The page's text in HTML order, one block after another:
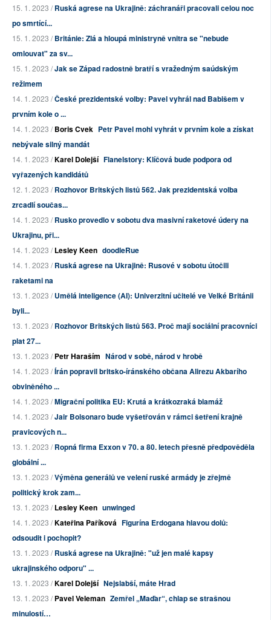
15. 1. 2023 /Ruská agrese na Ukrajině: záchranáři pracovali celou noc
po smrtící...
15. 1. 2023 /Británie: Zlá a hloupá ministryně vnitra se "nebude
omlouvat" za sv...
15. 1. 2023 /Jak se Západ radostně bratří s vražedným saúdským
režimem
14. 1. 2023 /České prezidentské volby: Pavel vyhrál nad Babišem v
prvním kole o ...
14. 1. 2023 /Boris Cvek Petr Pavel mohl vyhrát v prvním kole a získat
nebývale silný mandát
14. 1. 2023 /Karel Dolejší Flanelstory: Klíčová bude podpora od
vyřazených kandidátů
12. 1. 2023 /Rozhovor Britských listů 562. Jak prezidentská volba
zrcadlí součas...
14. 1. 2023 /Rusko provedlo v sobotu dva masivní raketové údery na
Ukrajinu, při...
14. 1. 2023 /Lesley Keen doodleRue
14. 1. 2023 /Ruská agrese na Ukrajině: Rusové v sobotu útočili
raketami na
13. 1. 2023 /Umělá inteligence (AI): Univerzitní učitelé ve Velké Británii
byli...
13. 1. 2023 /Rozhovor Britských listů 563. Proč mají sociální pracovníci
plat 27...
13. 1. 2023 /Petr Haraším Národ v sobě, národ v hrobě
14. 1. 2023 /Írán popravil britsko-íránského občana Alirezu Akbarího
obviněného ...
14. 1. 2023 /Migrační politika EU: Krutá a krátkozraká blamáž
14. 1. 2023 /Jair Bolsonaro bude vyšetřován v rámci šetření krajně
pravicových n...
13. 1. 2023 /Ropná firma Exxon v 70. a 80. letech přesně předpověděla
globální ...
13. 1. 2023 /Výměna generálů ve velení ruské armády je zřejmě
politický krok zam...
13. 1. 2023 /Lesley Keen unwinged
14. 1. 2023 /Kateřina Paříková Figurína Erdogana hlavou dolů:
odsoudit i pochopit?
13. 1. 2023 /Ruská agrese na Ukrajině: "už jen malé kapsy
ukrajinského odporu" ...
13. 1. 2023 /Karel Dolejší Nejslabší, máte Hrad
13. 1. 2023 /Pavel Veleman Zemřel „Maďar“, chlap se strašnou
minulostí…